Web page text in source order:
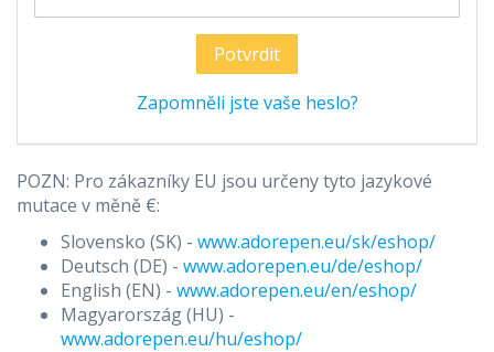
Zapomněli jste vaše heslo?
POZN: Pro zákazníky EU jsou určeny tyto jazykové
mutace v měně €:
Slovensko (SK) - www.adorepen.eu/sk/eshop/
Deutsch (DE) - www.adorepen.eu/de/eshop/
English (EN) - www.adorepen.eu/en/eshop/
Magyarország (HU) -
www.adorepen.eu/hu/eshop/